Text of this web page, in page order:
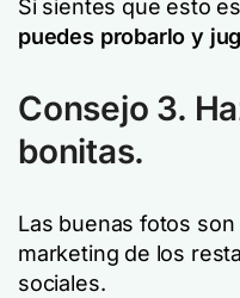
Si sientes que esto
puedes probarlo y
Consejo 3.
bonitas.
Las buenas fotos
marketing de los
sociales.